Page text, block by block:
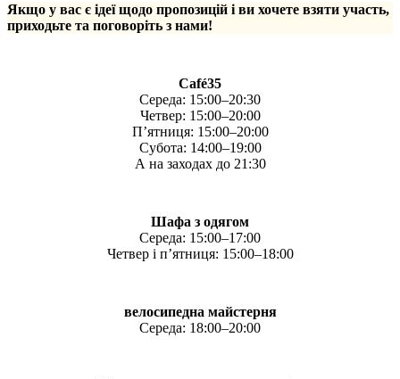
Якщо у вас є ідеї щодо пропозицій і ви хочете взяти участь,
приходьте та поговоріть з нами!
Café35
Середа: 15:00–20:30
Четвер: 15:00–20:00
П’ятниця: 15:00–20:00
Субота: 14:00–19:00
А на заходах до 21:30
Шафа з одягом
Середа: 15:00–17:00
Четвер і п’ятниця: 15:00–18:00
велосипедна майстерня
Середа: 18:00–20:00